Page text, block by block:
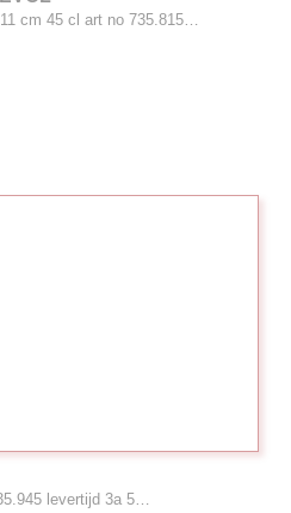
cm 45 cl art no 735.815…
levertijd 3a 5…